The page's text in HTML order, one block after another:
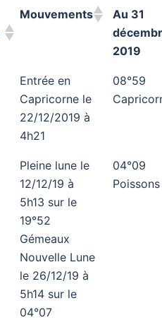
Mouvements
Au 31
2019
Entrée en
Capricorne le
22/12/2019 à
4h21
08°59
Pleine lune le
12/12/19 à
5h13 sur le
19°52
Gémeaux
Nouvelle Lune
le 26/12/19 à
5h14 sur le
04°07
04°09
Poissons